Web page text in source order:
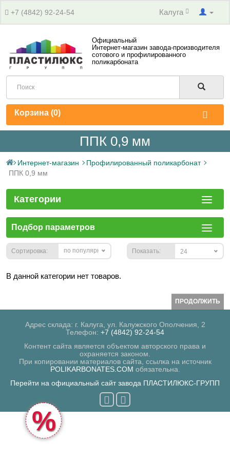
+7 (4842) 92-24-54 Калуга
Официальный
Интернет-магазин завода-производителя
сотового и профилированного
поликарбоната
Корзина (0)
ППК 0,9 мм
Интернет-магазин
Профилированный поликарбонат
ППК 0,9 мм
Категории
Подбор параметров
Сортировка: по популярности Показать: 24
В данной категории нет товаров.
ПРОДОЛЖИТЬ
Адрес склада: г. Калуга, ул. Калужского Ополчения, 2
Телефон: +7 (4842) 92-24-54
Контент сайта является объектом авторского права и
охраняется законом.
При копировании материалов сайта, ссылка на источник
POLIKARBONATES.COM обязательна.
Перейти на официальный сайт завода ПЛАСТИЛЮКС-ГРУПП
%